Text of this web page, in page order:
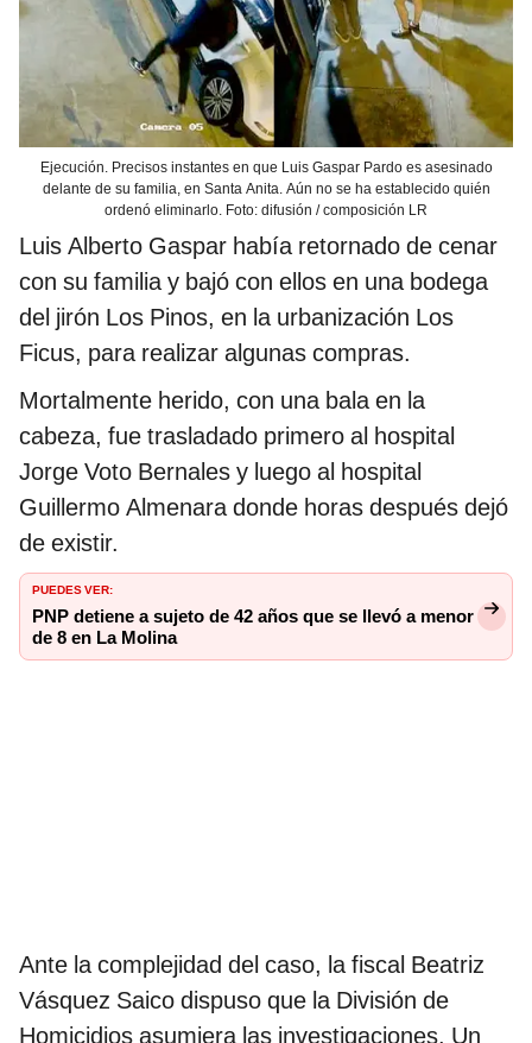
Ejecución. Precisos instantes en que Luis Gaspar Pardo es asesinado
delante de su familia, en Santa Anita. Aún no se ha establecido quién
ordenó eliminarlo. Foto: difusión / composición LR
Luis Alberto Gaspar había retornado de cenar
con su familia y bajó con ellos en una bodega
del jirón Los Pinos, en la urbanización Los
Ficus, para realizar algunas compras.
Mortalmente herido, con una bala en la
cabeza, fue trasladado primero al hospital
Jorge Voto Bernales y luego al hospital
Guillermo Almenara donde horas después dejó
de existir.
PUEDES VER:
PNP detiene a sujeto de 42 años que se llevó a menor
de 8 en La Molina
Ante la complejidad del caso, la fiscal Beatriz
Vásquez Saico dispuso que la División de
Homicidios asumiera las investigaciones. Un